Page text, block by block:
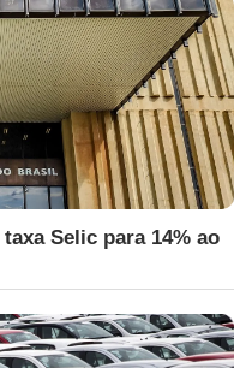
Selic para 14% ao